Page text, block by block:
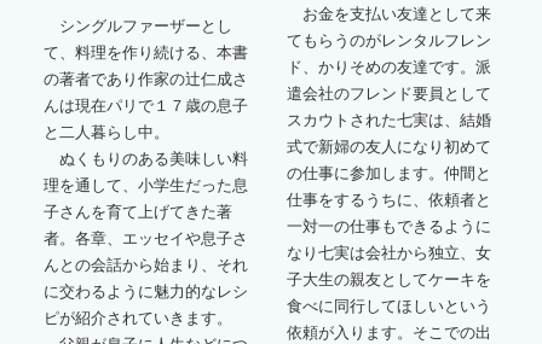
シングルファーザーとし
て、料理を作り続ける、本書
の著者であり作家の辻仁成さ
んは現在パリで１７歳の息子
と二人暮らし中。
ぬくもりのある美味しい料
理を通して、小学生だった息
子さんを育て上げてきた著
者。各章、エッセイや息子さ
んとの会話から始まり、それ
に交わるように魅力的なレシ
ピが紹介されていきます。
お金を支払い友達として来
てもらうのがレンタルフレン
ド、かりそめの友達です。派
遣会社のフレンド要員として
スカウトされた七実は、結婚
式で新婦の友人になり初めて
の仕事に参加します。仲間と
仕事をするうちに、依頼者と
一対一の仕事もできるように
なり七実は会社から独立、女
子大生の親友としてケーキを
食べに同行してほしいという
依頼が入ります。そこでの出